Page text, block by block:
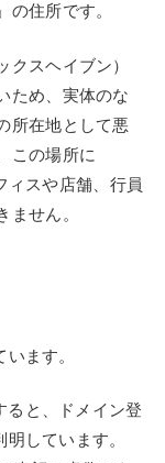
住所です。
スヘイブン）
ため、実体のな
所在地として悪
この場所に
ィスや店舗、行員
せん。
ます。
ると、ドメイン登
しています。